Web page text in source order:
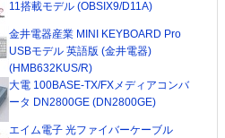
11搭載モデル (OBSIX9/D11A)
金井電器産業 MINI KEYBOARD Pro
USBモデル 英語版 (金井電器)
(HMB632KUS/R)
大電 100BASE-TX/FXメディアコンバ
ータ DN2800GE (DN2800GE)
エイム電子 光ファイバーケーブル